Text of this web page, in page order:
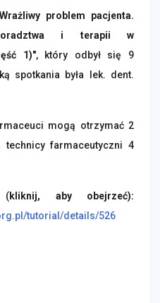
problem pacjenta.
i terapii w
1)", który odbył się 9
spotkania była
lek. dent.
mogą otrzymać 2
technicy farmaceutyczni 4
(kliknij, aby obejrzeć):
tutorial/details/526